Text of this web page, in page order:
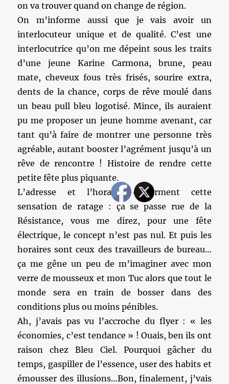
on va trouver quand on change de région.
On m’informe aussi que je vais avoir un
interlocuteur unique et de qualité. C’est une
interlocutrice qu’on me dépeint sous les traits
d’une jeune Karine Carmona, brune, peau
mate, cheveux fous très frisés, sourire extra,
dents de la chance, corps de rêve moulé dans
un beau pull bleu logotisé. Mince, ils auraient
pu me proposer un jeune homme avenant, car
tant qu’à faire de montrer une personne très
agréable, autant booster l’agrément jusqu’à un
rêve de rencontre ! Histoire de rendre cette
petite fête plus piquante.
L’adresse et l’horaire confirment cette
sensation de ratage : ça se passe rue de la
Résistance, vous me direz, pour une fête
électrique, le concept n’est pas nul. Et puis les
horaires sont ceux des travailleurs de bureau…
ça me gêne un peu de m’imaginer avec mon
verre de mousseux et mon Tuc alors que tout le
monde sera en train de bosser dans des
conditions plus ou moins pénibles.
Ah, j’avais pas vu l’accroche du flyer : « les
économies, c’est tendance » ! Ouais, ben ils ont
raison chez Bleu Ciel. Pourquoi gâcher du
temps, gaspiller de l’essence, user des habits et
émousser des illusions…Bon, finalement, j’vais